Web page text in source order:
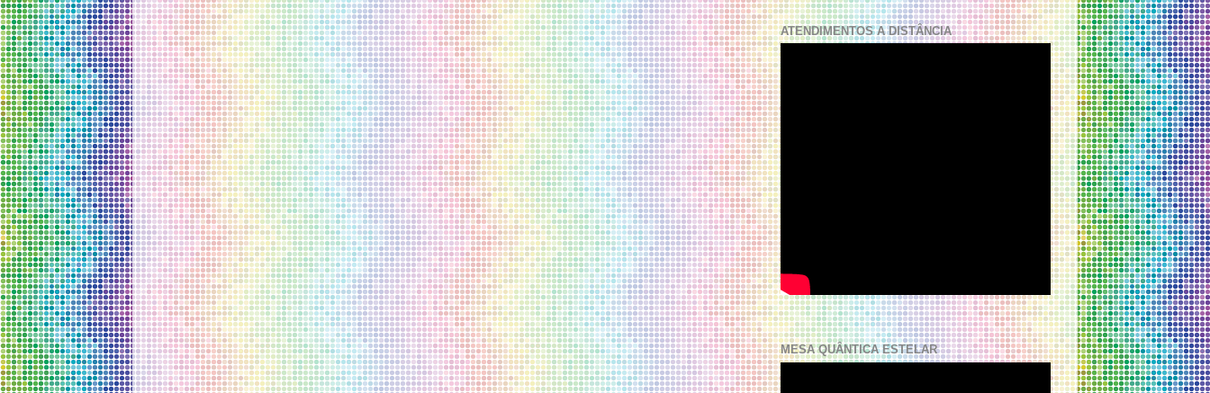
ATENDIMENTOS A DISTÂNCIA
MESA QUÂNTICA ESTELAR